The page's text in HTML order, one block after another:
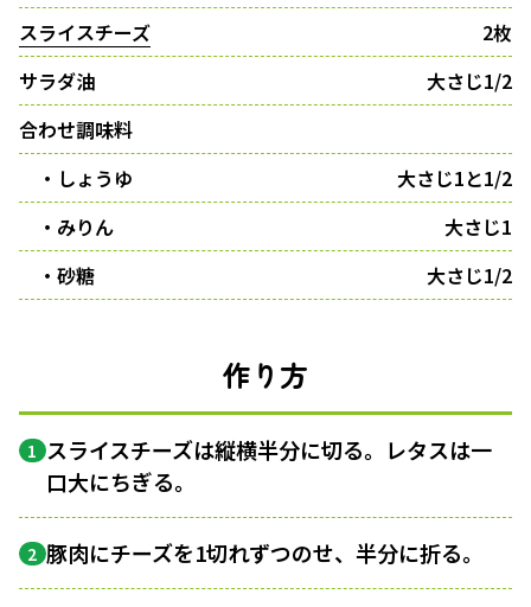
スライスチーズ
2枚
サラダ油
大さじ1/2
合わせ調味料
・しょうゆ
大さじ1と1/2
・みりん
大さじ1
・砂糖
大さじ1/2
作り方
1 スライスチーズは縦横半分に切る。レタスは一
口大にちぎる。
2 豚肉にチーズを1切れずつのせ、半分に折る。